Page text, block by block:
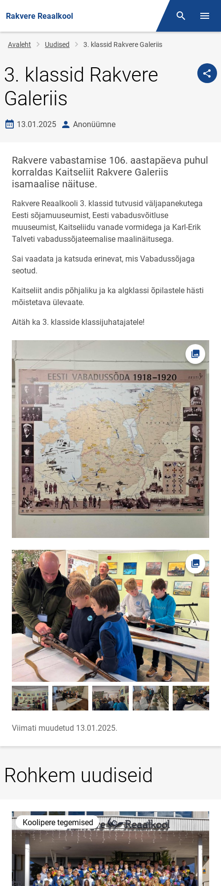
Rakvere Reaalkool Otsing
Jälglink
Avaleht Uudised 3. klassid Rakvere Galeriis
3. klassid Rakvere
Galeriis
Loomise kuupäev
13.01.2025 autorAnonüümne
Rakvere vabastamise 106. aastapäeva puhul
korraldas Kaitseliit Rakvere Galeriis
isamaalise näituse.
Rakvere Reaalkooli 3. klassid tutvusid väljapanekutega
Eesti sõjamuuseumist, Eesti vabadusvõitluse
muuseumist, Kaitseliidu vanade vormidega ja Karl-Erik
Talveti vabadussõjateemalise maalinäitusega.
Sai vaadata ja katsuda erinevat, mis Vabadussõjaga
seotud.
Kaitseliit andis põhjaliku ja ka algklassi õpilastele hästi
mõistetava ülevaate.
Aitäh ka 3. klasside klassijuhatajatele!
Ava
Ava
Viimati muudetud 13.01.2025.
Rohkem uudiseid
Koolipere tegemised